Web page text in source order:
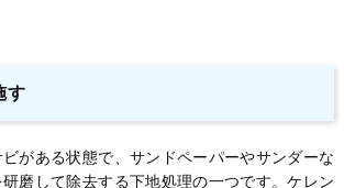
す
がある状態で、サンドペーパーやサンダーな
磨して除去する下地処理の一つです。ケレン